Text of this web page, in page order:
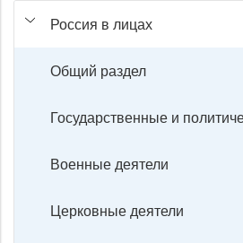
Россия в лицах
Общий раздел
Государственные и
Военные деятели
Церковные деятели